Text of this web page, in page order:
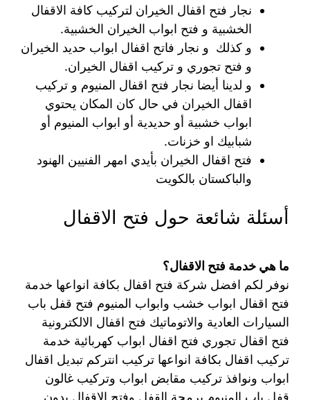
نجار فتح اقفال الخيران لتركيب كافة الاقفال
الخشبية و فتح ابواب الخيران الخشبية.
و كذلك و نجار فاتح اقفال ابواب حديد الخيران
و فتح تجوري و تركيب اقفال الخيران.
و لدينا أيضا نجار فتح اقفال المنيوم و تركيب
اقفال الخيران في حال كان المكان يحتوي
ابواب خشبية أو حديدية أو ابواب المنيوم أو
شبابيك او خزنات.
فتح اقفال الخيران بأيدي امهر الفنيين الهنود
والباكستان بالكويت
أسئلة شائعة حول فتح الاقفال
ما هي خدمة فتح الاقفال؟
نوفر لكم افضل شركة فتح اقفال بكافة انواعها خدمة
فتح اقفال ابواب خشب وابواب المنيوم فتح قفل باب
السيارات العادية والاتوماتيك فتح اقفال الالكترونية
فتح اقفال تجوري فتح اقفال ابواب كهربائية خدمة
تركيب اقفال بكافة انواعها تركيب انتركم تبديل اقفال
ابواب ونوافذ تركيب مقابض ابواب وتركيب غالون
قفل باب المنيوم برمجة القفل وفتح الاقفال بدون